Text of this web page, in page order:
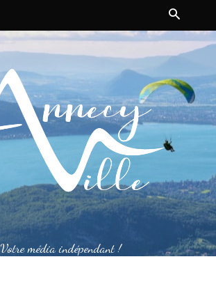
Votre média indépendant !